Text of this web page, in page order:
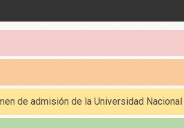
de admisión de la Universidad Nacional